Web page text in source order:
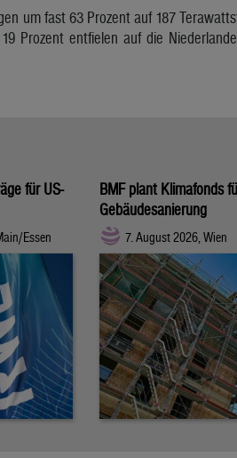
um fast 63 Prozent auf 187
Prozent entfielen auf die
für US-
Essen
BMF plant Klimafonds
Gebäudesanierung
7. August 2026, Wien